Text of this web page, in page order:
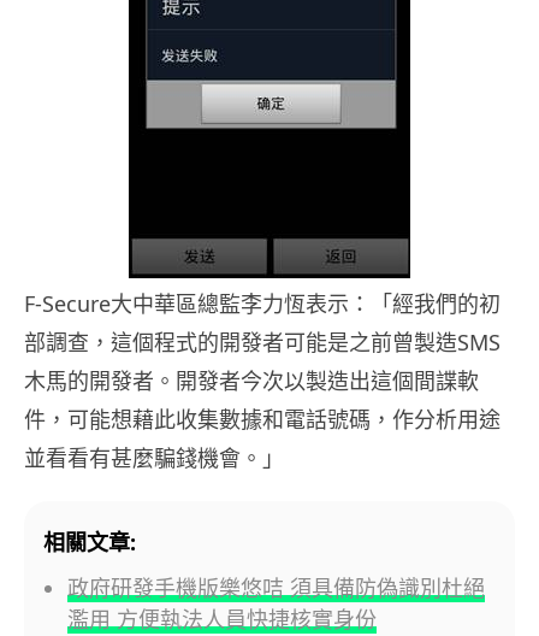
F-Secure大中華區總監李力恆表示：「經我們的初
部調查， 這個程式的開發者可能是之前曾製造SMS
木馬的開發者。 開發者今次以製造出這個間諜軟
件， 可能想藉此收集數據和電話號碼， 作分析用途
並看看有甚麼騙錢機會。」
相關文章:
政府研發手機版樂悠咭 須具備防偽識別杜絕
濫用 方便執法人員快捷核實身份